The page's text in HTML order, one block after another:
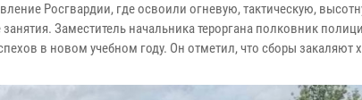
Росгвардии, где освоили огневую, тактическую,
Заместитель начальника тероргана полковник
в новом учебном году. Он отметил, что сборы закаляют